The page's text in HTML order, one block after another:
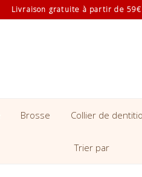
Livraison gratuite à partir de
Brosse Collier de
Trier par